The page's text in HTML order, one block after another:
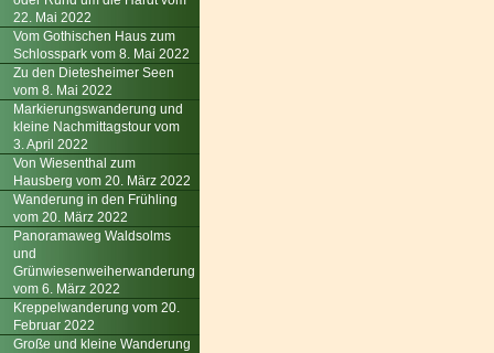
22. Mai 2022
Vom Gothischen Haus zum
Schlosspark vom 8. Mai 2022
Zu den Dietesheimer Seen
vom 8. Mai 2022
Markierungswanderung und
kleine Nachmittagstour vom
3. April 2022
Von Wiesenthal zum
Hausberg vom 20. März 2022
Wanderung in den Frühling
vom 20. März 2022
Panoramaweg Waldsolms
und
Grünwiesenweiherwanderung
vom 6. März 2022
Kreppelwanderung vom 20.
Februar 2022
Große und kleine Wanderung